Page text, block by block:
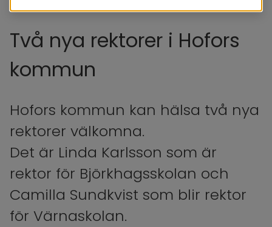
Två nya rektorer i Hofors
kommun
Hofors kommun kan hälsa två nya
rektorer välkomna.
Det är Linda Karlsson som är
rektor för Björkhagsskolan och
Camilla Sundkvist som blir rektor
för Värnaskolan.